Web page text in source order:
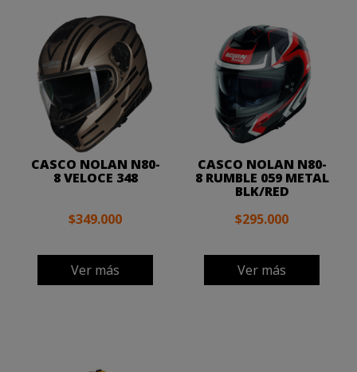
CASCO NOLAN N80-
8 VELOCE 348
$349.000
Ver más
CASCO NOLAN N80-
8 RUMBLE 059 METAL
BLK/RED
$295.000
Ver más